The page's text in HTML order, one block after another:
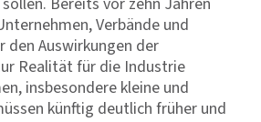
Verbände und
den Auswirkungen der
Realität für die Industrie
insbesondere kleine und
künftig deutlich früher und